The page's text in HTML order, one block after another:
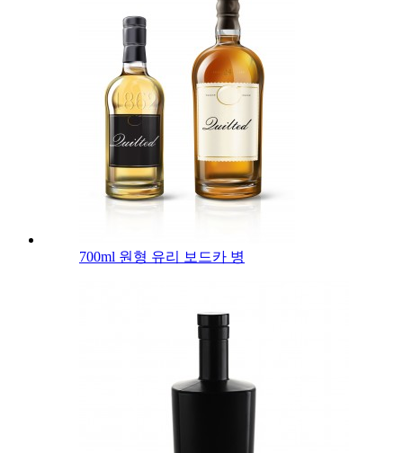
700ml 원형 유리 보드카 병